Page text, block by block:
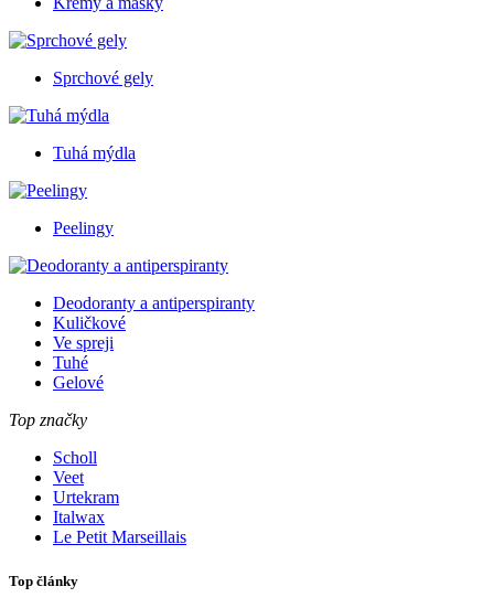
Sprchové gely
Tuhá mýdla
Peelingy
Deodoranty a antiperspiranty
Kuličkové
Ve spreji
Tuhé
Gelové
Top značky
Scholl
Veet
Urtekram
Italwax
Le Petit Marseillais
Top články